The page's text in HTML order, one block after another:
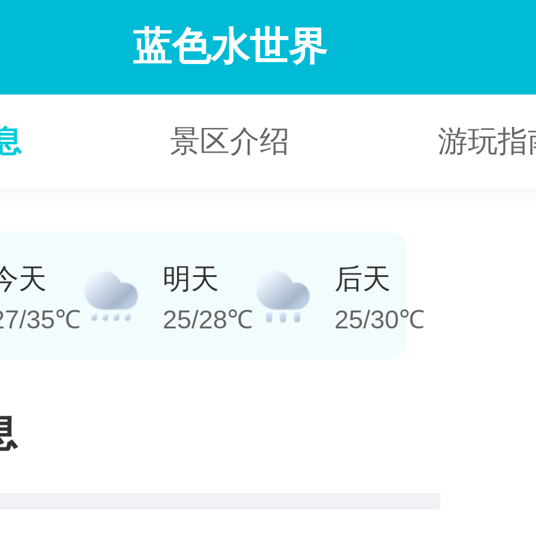
蓝色水世界
景区介绍 游玩指
天
35℃
明天
25/28℃
后天
25/30℃